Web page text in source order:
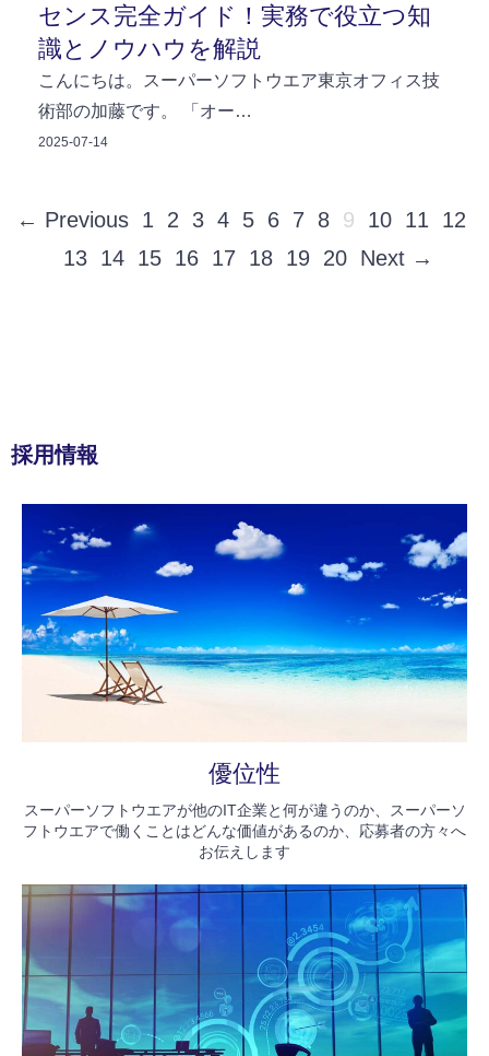
センス完全ガイド！実務で役立つ知
識とノウハウを解説
こんにちは。スーパーソフトウエア東京オフィス技
術部の加藤です。 「オー…
2025-07-14
← Previous 1 2 3 4 5 6 7 8 9 10 11
12
13
14 15 16 17 18 19 20 Next →
採用情報
優位性
スーパーソフトウエアが他のIT企業と何が違うのか、スーパーソ
フトウエアで働くことはどんな価値があるのか、応募者の方々へ
お伝えします